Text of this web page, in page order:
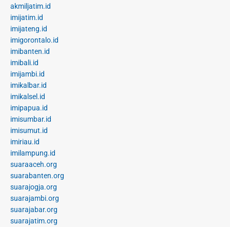
akmiljatim.id
imijatim.id
imijateng.id
imigorontalo.id
imibanten.id
imibali.id
imijambi.id
imikalbar.id
imikalsel.id
imipapua.id
imisumbar.id
imisumut.id
imiriau.id
imilampung.id
suaraaceh.org
suarabanten.org
suarajogja.org
suarajambi.org
suarajabar.org
suarajatim.org